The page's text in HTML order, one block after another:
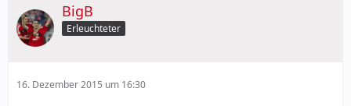
BigB
Erleuchteter
16. Dezember 2015 um 16:30